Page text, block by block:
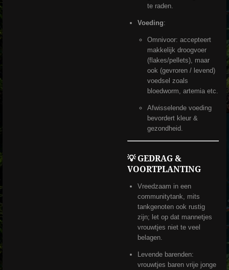
te raden.
Voeding:
Omnivoor: accepteert
makkelijk droogvoer
(flakes/pellets), maar
ook (gevroren / levend)
voedsel zoals
bloedworm, artemia etc.
Afwisselende voeding
bevordert kleur &
gezondheid.
💡 GEDRAG &
VOORTPLANTING
Vreedzaam in een
communitytank, mits
tankgenoten ook rustig
zijn; let op dat mannetjes
vrouwtjes niet te veel
belagen.
Levende barenden:
vrouwtjes baren vrije jonge